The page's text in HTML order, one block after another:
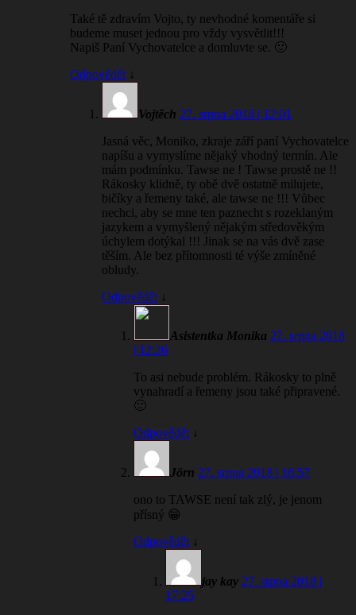
Také tě zdravím Vojto, ty nevhodné komentáře si
budeme muset jednou pro vždy vysvětlit!!!
Napiš Paní Vychovatelce a domluvte se. 🙂
Odpovědět ↓
Vojtěch 27. srpna 2018 | 12:01
Jasná věc, Moniko, zkraje září paní Vychovatelce
napíšu a vymyslíme nějaký vhodný termín. Ale
mám podmínku. Tawse ne ! Tawse prostě ne !!
Rákosky klidně, ty obě dvě ostatně milujete,
bičíky a řemeny také, ale tawse ne !!! Vůbec
nechci, aby se mne ten paznecht s rozeklaným
jazykem a vymyšlený nějakým středověkým
úchylem dotýkal !!! Jinak se na vás dvě zase
těším. Ale bez přítomnosti té výše zmíněné
obludy.
Odpovědět ↓
Asistentka Monika 27. srpna 2018
| 12:26
To asi nebude problém. Rákosky to plně
vynahradí a řemeny jsou také připravené.
🙂
Odpovědět ↓
Jörn 27. srpna 2018 | 16:57
ono to TAWSE není tak zlý, je jenom
přísný 😁
Odpovědět ↓
jay kay 27. srpna 2018 |
17:25